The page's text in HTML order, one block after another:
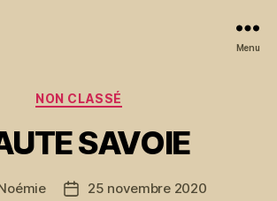
Menu
Catégories
NON CLASSÉ
SAVOIE
Date25 novembre 2020